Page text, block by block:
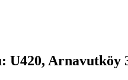
U420,